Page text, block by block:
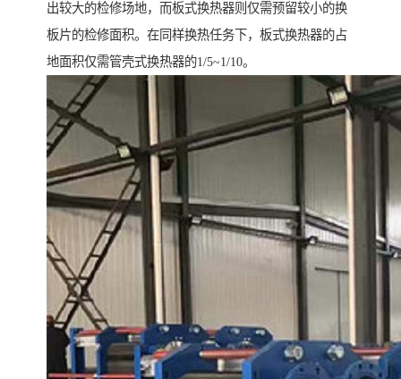
出较大的检修场地，而板式换热器则仅需预留较小的换
板片的检修面积。在同样换热任务下，板式换热器的占
地面积仅需管壳式换热器的1/5~1/10。